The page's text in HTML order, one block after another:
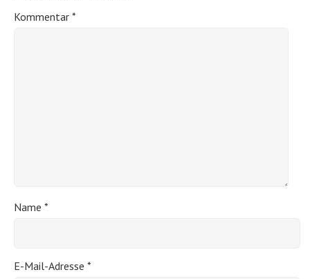
Kommentar *
Name *
E-Mail-Adresse *